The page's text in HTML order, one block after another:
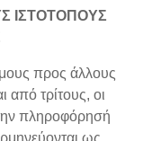
ΙΣΤΟΤΟΠΟΥΣ
προς άλλους
από τρίτους, οι
πληροφόρησή
ως